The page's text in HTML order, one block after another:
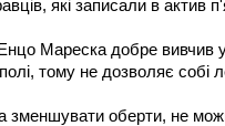
які записали в актив
Мареска добре вивчив
тому не дозволяє собі
оберти, не